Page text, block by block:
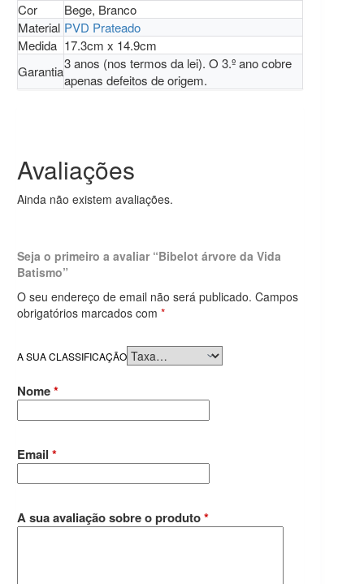
Cor
Bege, Branco
Material PVD Prateado
Medida 17.3cm x 14.9cm
Garantia3 anos (nos termos da lei). O 3.º ano cobre
apenas defeitos de origem.
Avaliações
Ainda não existem avaliações.
Seja o primeiro a avaliar “Bibelot árvore da Vida
Batismo”
O seu endereço de email não será publicado. Campos
obrigatórios marcados com *
A SUA CLASSIFICAÇÃO
Nome*
Email *
A sua avaliação sobre o produto*